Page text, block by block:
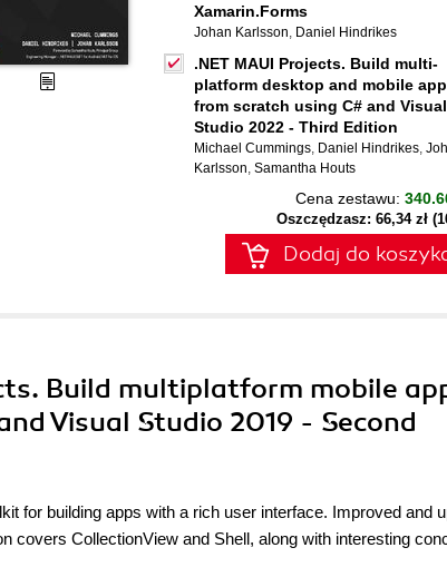
Xamarin.Forms
Johan Karlsson, Daniel Hindrikes
.NET MAUI Projects. Build multi-
platform desktop and mobile
from scratch using C# and Visual
Studio 2022 - Third Edition
Michael Cummings, Daniel Hindrikes,
Karlsson, Samantha Houts
Cena zestawu:
Oszczędzasz: 66,34 zł
Dodaj do
Build multiplatform mobile
Visual Studio 2019 - Second
for building apps with a rich user interface. Improved and
covers CollectionView and Shell, along with interesting